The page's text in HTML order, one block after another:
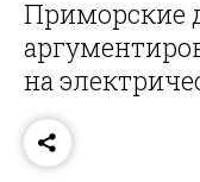
Приморские
на